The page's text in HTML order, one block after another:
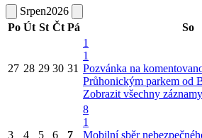
Srpen2026
Po Út St Čt Pá So
27 28 29 30 31
1
1
Pozvánka na
Průhonickým parkem od
Zobrazit všechny
3 4 5 6 7
8
1
Mobilní sběr